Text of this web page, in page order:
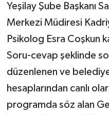
Yeşilay Şube Başkanı
Merkezi Müdiresi
Psikolog Esra Coşkun
Soru-cevap şeklinde
düzenlenen ve
hesaplarından canlı
programda söz alan